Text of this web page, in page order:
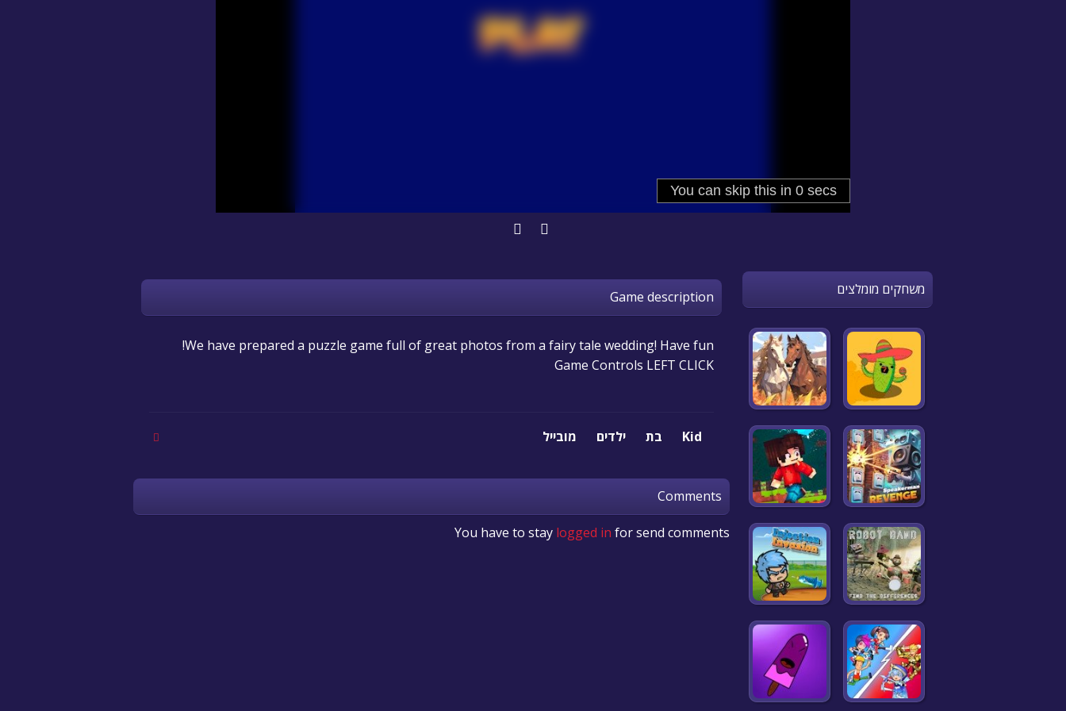
Game description
We have prepared a puzzle game full of great photos from a fairy tale wedding! Have fun!
Game Controls LEFT CLICK
Kid בת ילדים מובייל
Comments
You have to stay logged in for send comments
משחקים מומלצים